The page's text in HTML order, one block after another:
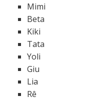
Mimi
Beta
Kiki
Tata
Yoli
Giu
Lia
Rê